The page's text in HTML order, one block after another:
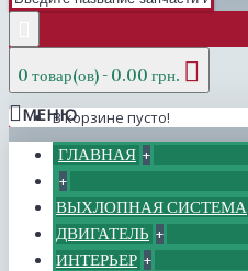
0 товар(ов) - 0.00 грн.
В корзине пусто!
МЕНЮ
ГЛАВНАЯ +
+
ВЫХЛОПНАЯ СИСТЕМА
ДВИГАТЕЛЬ +
ИНТЕРЬЕР +